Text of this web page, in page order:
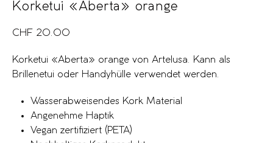
Korketui «Aberta» orange
CHF 20.00
Korketui «Aberta» orange von Artelusa. Kann als
Brillenetui oder Handyhülle verwendet werden.
Wasserabweisendes Kork Material
Angenehme Haptik
Vegan zertifiziert (PETA)